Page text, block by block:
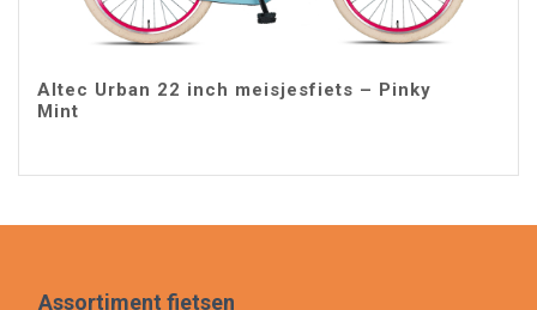
Altec Urban 22 inch meisjesfiets – Pinky
Mint
Assortiment fietsen